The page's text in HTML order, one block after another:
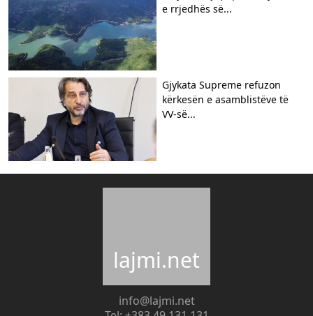
e rrjedhës së...
Gjykata Supreme refuzon
kërkesën e asamblistëve të
VV-së...
lajmi.net
info@lajmi.net